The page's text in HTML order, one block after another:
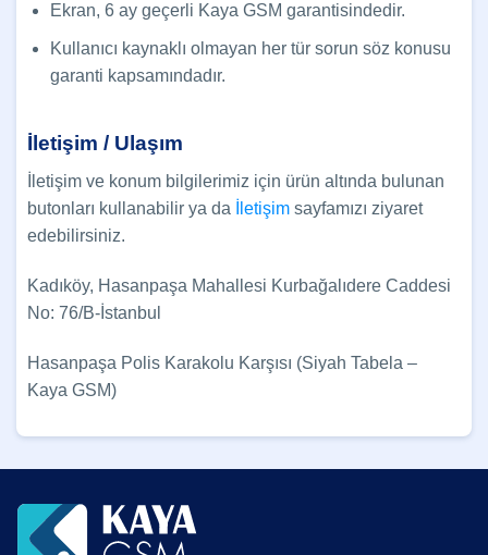
Ekran, 6 ay geçerli Kaya GSM garantisindedir.
Kullanıcı kaynaklı olmayan her tür sorun söz konusu
garanti kapsamındadır.
İletişim / Ulaşım
İletişim ve konum bilgilerimiz için ürün altında bulunan
butonları kullanabilir ya da
İletişim sayfamızı ziyaret
edebilirsiniz.
Kadıköy, Hasanpaşa Mahallesi Kurbağalıdere Caddesi
No: 76/B-İstanbul
Hasanpaşa Polis Karakolu Karşısı (Siyah Tabela –
Kaya GSM)